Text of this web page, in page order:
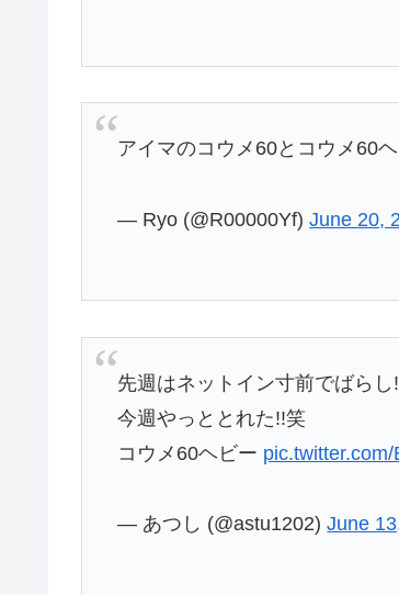
アイマのコウメ60とコウメ60
— Ryo (@R00000Yf)June 20,
先週はネットイン寸前でばらし
今週やっととれた!!笑
コウメ60ヘビー
— あつし (@astu1202)June